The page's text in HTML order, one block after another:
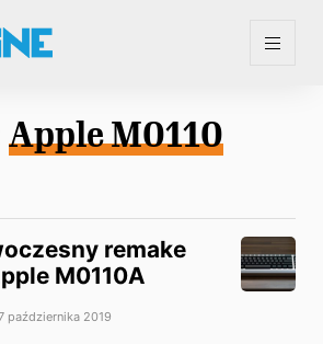
Apple M0110
remake
M0110A
października 2019